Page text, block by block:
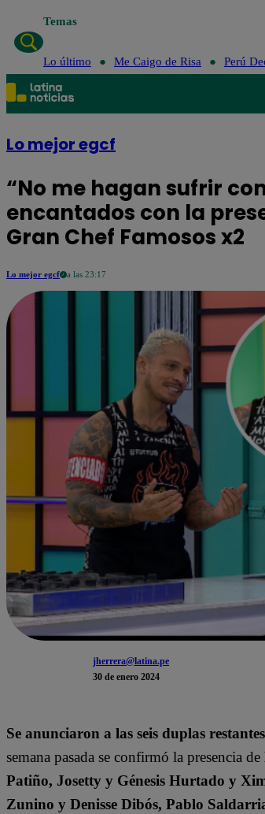
Temas
Lo último Me Caigo de Risa Perú
Lo mejor egcf
“No me hagan sufrir
encantados con la
Gran Chef Famosos x2
Lo mejor egcf a las 23:17
jherrera@latina.pe
30 de enero 2024
Se anunciaron a las seis duplas
semana pasada se confirmó la presencia de
Patiño, Josetty y Génesis Hurtado y
Zunino y Denisse Dibós, Pablo